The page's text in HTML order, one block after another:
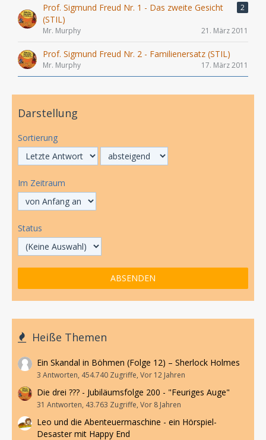
Prof. Sigmund Freud Nr. 1 - Das zweite Gesicht
(STIL)
2
Mr. Murphy 21. März 2011
Prof. Sigmund Freud Nr. 2 - Familienersatz (STIL)
Mr. Murphy 17. März 2011
Darstellung
Sortierung
Im Zeitraum
Status
Heiße Themen
Ein Skandal in Böhmen (Folge 12) – Sherlock Holmes
3 Antworten, 454.740 Zugriffe, Vor 12 Jahren
Die drei ??? - Jubiläumsfolge 200 - "Feuriges Auge"
31 Antworten, 43.763 Zugriffe, Vor 8 Jahren
Leo und die Abenteuermaschine - ein Hörspiel-
Desaster mit Happy End